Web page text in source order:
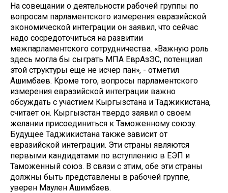
На совещании о деятельности рабочей группы по
вопросам парламентского измерения евразийской
экономической интеграции он заявил, что сейчас
надо сосредоточиться на развитии
межпарламентского сотрудничества. «Важную роль
здесь могла бы сыграть МПА ЕврАзЭС, потенциал
этой структуры еще не исчер пан», - отметил
Ашимбаев. Кроме того, вопросы парламентского
измерения евразийской интеграции важно
обсуждать с участием Кыргызстана и Таджикистана,
считает он. Кыргызстан твердо заявил о своем
желании присоединиться к Таможенному союзу.
Будущее Таджикистана также зависит от
евразийской интеграции. Эти страны являются
первыми кандидатами по вступлению в ЕЭП и
Таможенный союз. В связи с этим, обе эти страны
должны быть представлены в рабочей группе,
уверен Маулен Ашимбаев.